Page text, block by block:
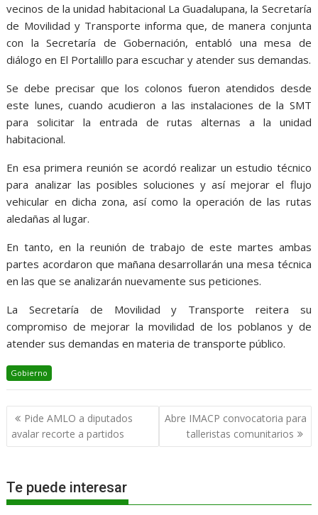
vecinos de la unidad habitacional La Guadalupana, la Secretaría
de Movilidad y Transporte informa que, de manera conjunta
con la Secretaría de Gobernación, entabló una mesa de
diálogo en El Portalillo para escuchar y atender sus demandas.
Se debe precisar que los colonos fueron atendidos desde
este lunes, cuando acudieron a las instalaciones de la SMT
para solicitar la entrada de rutas alternas a la unidad
habitacional.
En esa primera reunión se acordó realizar un estudio técnico
para analizar las posibles soluciones y así mejorar el flujo
vehicular en dicha zona, así como la operación de las rutas
aledañas al lugar.
En tanto, en la reunión de trabajo de este martes ambas
partes acordaron que mañana desarrollarán una mesa técnica
en las que se analizarán nuevamente sus peticiones.
La Secretaría de Movilidad y Transporte reitera su
compromiso de mejorar la movilidad de los poblanos y de
atender sus demandas en materia de transporte público.
Gobierno
Navegación
de
entradas
Pide AMLO a diputados
avalar recorte a partidos
Abre IMACP convocatoria para
talleristas comunitarios
Te puede interesar